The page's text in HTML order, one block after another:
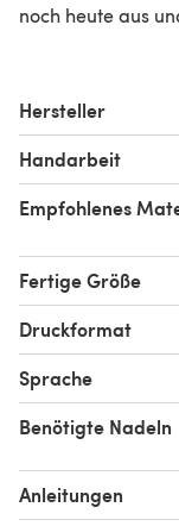
noch heute aus
Hersteller
Handarbeit
Empfohlenes
Fertige Größe
Druckformat
Sprache
Benötigte Nadeln
Anleitungen